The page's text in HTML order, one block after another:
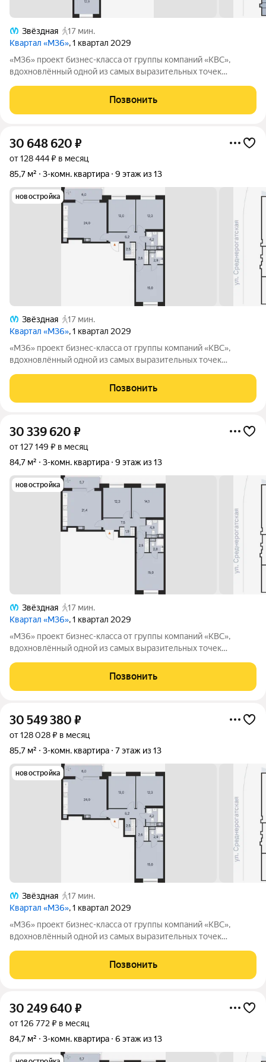
Звёздная
17 мин.
Квартал «М36», 1 квартал 2029
«М36» проект бизнес-класса от группы компаний «КВС»,
вдохновлённый одной из самых выразительных точек
Возничего. В астрономии этот объект символизирует порядок,
точность и уверенность в движении. В
Позвонить
30 648 620 ₽
от 128 444 ₽ в месяц
85,7 м²
3-комн. квартира 9 этаж из 13
новостройка
Звёздная
17 мин.
Квартал «М36», 1 квартал 2029
«М36» проект бизнес-класса от группы компаний «КВС»,
вдохновлённый одной из самых выразительных точек
Возничего. В астрономии этот объект символизирует порядок,
точность и уверенность в движении. В
Позвонить
30 339 620 ₽
от 127 149 ₽ в месяц
84,7 м²
3-комн. квартира 9 этаж из 13
новостройка
Звёздная
17 мин.
Квартал «М36», 1 квартал 2029
«М36» проект бизнес-класса от группы компаний «КВС»,
вдохновлённый одной из самых выразительных точек
Возничего. В астрономии этот объект символизирует порядок,
точность и уверенность в движении. В
Позвонить
30 549 380 ₽
от 128 028 ₽ в месяц
85,7 м²
3-комн. квартира 7 этаж из 13
новостройка
Звёздная
17 мин.
Квартал «М36», 1 квартал 2029
«М36» проект бизнес-класса от группы компаний «КВС»,
вдохновлённый одной из самых выразительных точек
Возничего. В астрономии этот объект символизирует порядок,
точность и уверенность в движении. В
Позвонить
30 249 640 ₽
от 126 772 ₽ в месяц
84,7 м²
3-комн. квартира 6 этаж из 13